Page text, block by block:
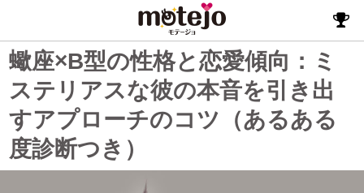
蠍座×B型の性格と恋愛傾向：ミ
ステリアスな彼の本音を引き出
すアプローチのコツ（あるある
度診断つき）